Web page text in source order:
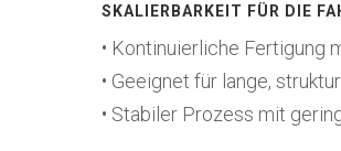
SKALIERBARKEIT FÜR DIE
• Kontinuierliche Fertigung
• Geeignet für lange,
• Stabiler Prozess mit